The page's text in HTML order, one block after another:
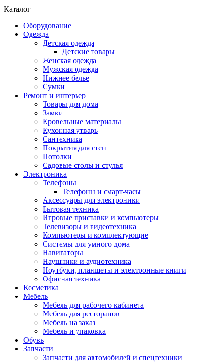
Каталог
Оборудование
Одежда
Детская одежда
Детские товары
Женская одежда
Мужская одежда
Нижнее белье
Сумки
Ремонт и интерьер
Товары для дома
Замки
Кровельные материалы
Кухонная утварь
Сантехника
Покрытия для стен
Потолки
Садовые столы и стулья
Электроника
Телефоны
Телефоны и смарт-часы
Аксессуары для электроники
Бытовая техника
Игровые приставки и компьютеры
Телевизоры и видеотехника
Компьютеры и комплектующие
Системы для умного дома
Навигаторы
Наушники и аудиотехника
Ноутбуки, планшеты и электронные книги
Офисная техника
Косметика
Мебель
Мебель для рабочего кабинета
Мебель для ресторанов
Мебель на заказ
Мебель и упаковка
Обувь
Запчасти
Запчасти для автомобилей и спецтехники